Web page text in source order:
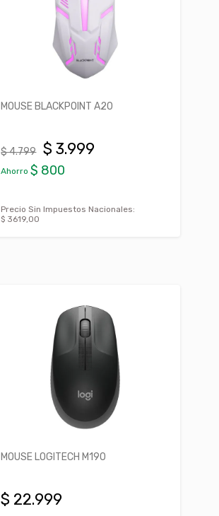
MOUSE BLACKPOINT A20
$ 4.799 $ 3.999
Ahorro$ 800
Precio Sin Impuestos Nacionales:
$ 3619,00
MOUSE LOGITECH M190
$ 22.999